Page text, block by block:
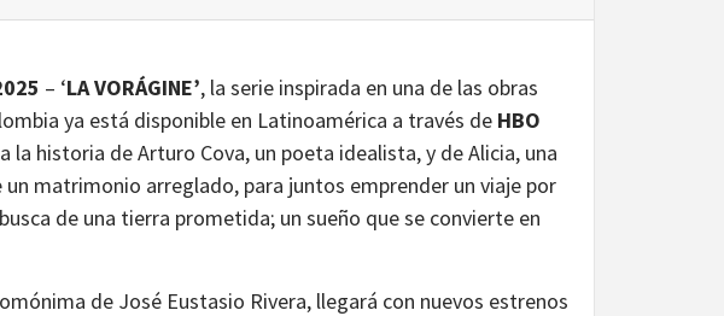
– ‘LA VORÁGINE’, la serie inspirada en una de las obras
ya está disponible en Latinoamérica a través de HBO
la historia de Arturo Cova, un poeta idealista, y de Alicia, una
un matrimonio arreglado, para juntos emprender un viaje por
de una tierra prometida; un sueño que se convierte en
de José Eustasio Rivera, llegará con nuevos estrenos